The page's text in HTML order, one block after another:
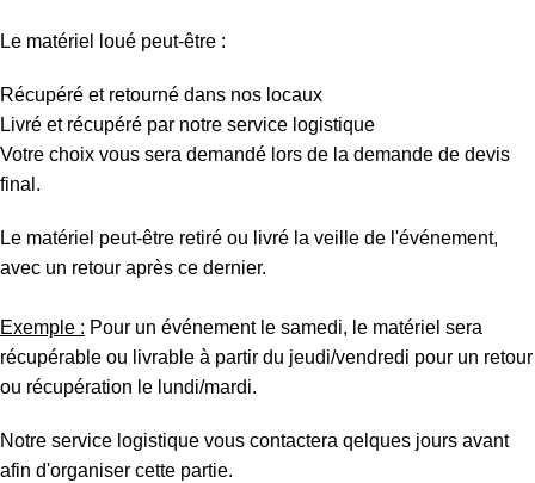
Le matériel loué peut-être :
Récupéré et retourné dans nos locaux
Livré et récupéré par notre service logistique
Votre choix vous sera demandé lors de la demande de devis
final.
Le matériel peut-être retiré ou livré la veille de l'événement,
avec un retour après ce dernier.
Exemple : Pour un événement le samedi, le matériel sera
récupérable ou livrable à partir du jeudi/vendredi pour un retour
ou récupération le lundi/mardi.
Notre service logistique vous contactera qelques jours avant
afin d'organiser cette partie.